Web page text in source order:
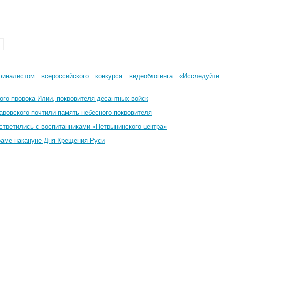
всероссийского конкурса видеоблогинга «Исследуйте
пророка Илии, покровителя десантных войск
почтили память небесного покровителя
с воспитанниками «Петрынинского центра»
накануне Дня Крещения Руси